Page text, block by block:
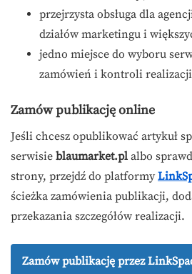
przejrzysta obsługa dla
działów marketingu i
jedno miejsce do wyboru
zamówień i kontroli
Zamów publikację online
Jeśli chcesz opublikować artykuł
serwisie blaumarket.pl albo
strony, przejdź do platformy
ścieżka zamówienia publikacji,
przekazania szczegółów realizacji.
Zamów publikację przez